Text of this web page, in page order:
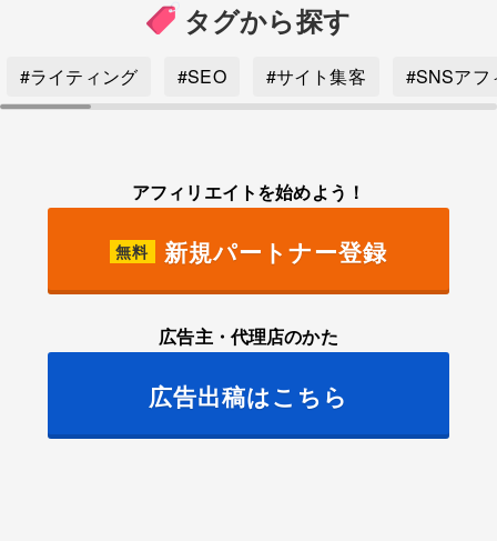
タグから探す
#ライティング #SEO #サイト集客 #SNSアフ
アフィリエイトを始めよう！
無料 新規パートナー登録
広告主・代理店のかた
広告出稿はこちら